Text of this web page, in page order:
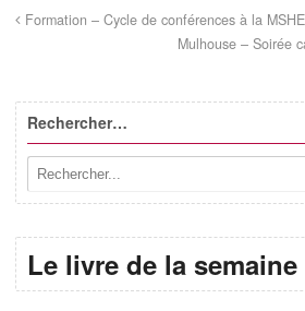
Formation – Cycle de conférences à la MSHE
Mulhouse – Soirée
Rechercher…
Le livre de la semaine